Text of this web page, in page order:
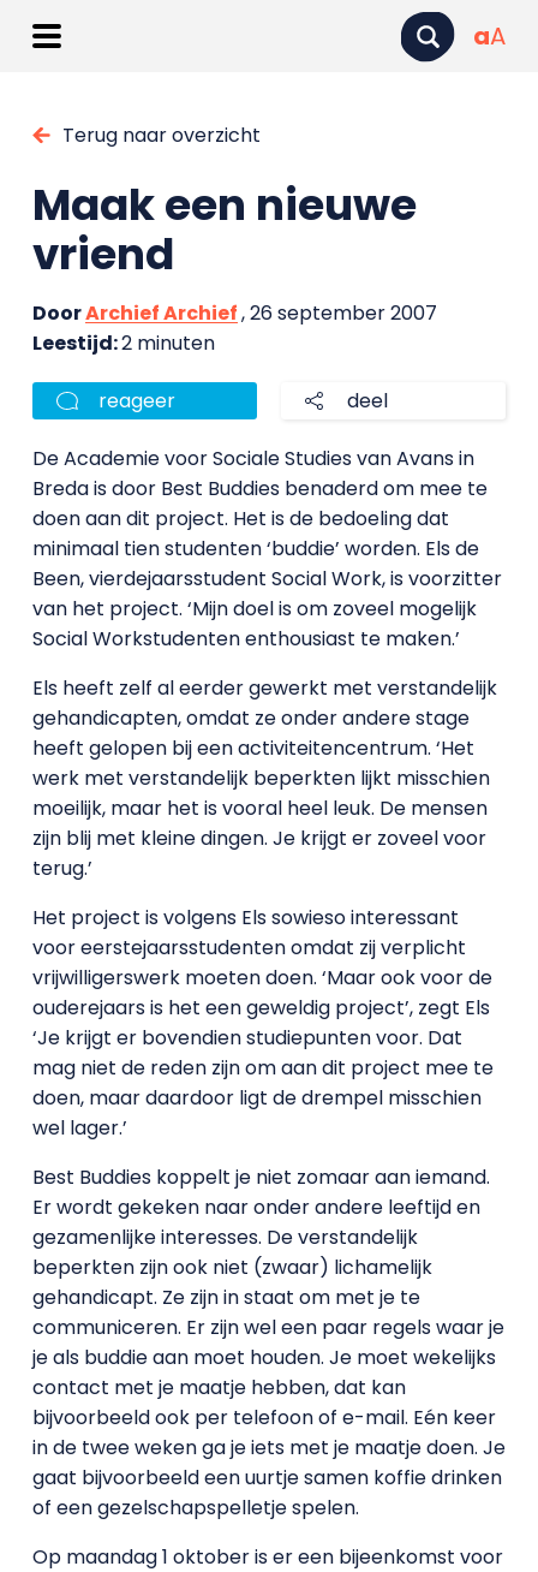
aA
Terug naar overzicht
Maak een nieuwe
vriend
DoorArchief Archief, 26 september 2007
Leestijd:2 minuten
reageer deel
De Academie voor Sociale Studies van Avans in
Breda is door Best Buddies benaderd om mee te
doen aan dit project. Het is de bedoeling dat
minimaal tien studenten ‘buddie’ worden. Els de
Been, vierdejaarsstudent Social Work, is voorzitter
van het project. ‘Mijn doel is om zoveel mogelijk
Social Workstudenten enthousiast te maken.’
Els heeft zelf al eerder gewerkt met verstandelijk
gehandicapten, omdat ze onder andere stage
heeft gelopen bij een activiteitencentrum. ‘Het
werk met verstandelijk beperkten lijkt misschien
moeilijk, maar het is vooral heel leuk. De mensen
zijn blij met kleine dingen. Je krijgt er zoveel voor
terug.’
Het project is volgens Els sowieso interessant
voor eerstejaarsstudenten omdat zij verplicht
vrijwilligerswerk moeten doen. ‘Maar ook voor de
ouderejaars is het een geweldig project’, zegt Els
‘Je krijgt er bovendien studiepunten voor. Dat
mag niet de reden zijn om aan dit project mee te
doen, maar daardoor ligt de drempel misschien
wel lager.’
Best Buddies koppelt je niet zomaar aan iemand.
Er wordt gekeken naar onder andere leeftijd en
gezamenlijke interesses. De verstandelijk
beperkten zijn ook niet (zwaar) lichamelijk
gehandicapt. Ze zijn in staat om met je te
communiceren. Er zijn wel een paar regels waar je
je als buddie aan moet houden. Je moet wekelijks
contact met je maatje hebben, dat kan
bijvoorbeeld ook per telefoon of e-mail. Eén keer
in de twee weken ga je iets met je maatje doen. Je
gaat bijvoorbeeld een uurtje samen koffie drinken
of een gezelschapspelletje spelen.
Op maandag 1 oktober is er een bijeenkomst voor